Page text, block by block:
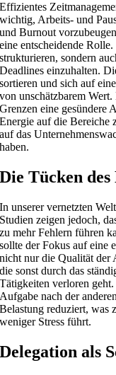
Effizientes
wichtig, Arbeits- und
und Burnout
eine entscheidende
strukturieren, sondern
Deadlines einzuhalten.
sortieren und sich auf
von unschätzbarem
Grenzen eine gesündere
Energie auf die Bereiche
auf das
haben.
Die Tücken
In unserer vernetzten
Studien zeigen jedoch,
zu mehr Fehlern führen
sollte der Fokus auf eine
nicht nur die Qualität der
die sonst durch das
Tätigkeiten verloren
Aufgabe nach der
Belastung reduziert, was
weniger Stress führt.
Delegation als